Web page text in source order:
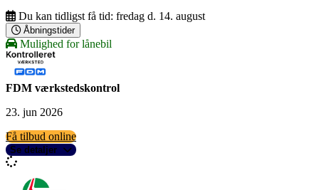
Du kan tidligst få tid: fredag d. 14. august
Åbningstider
Mulighed for lånebil
FDM værkstedskontrol
23. jun 2026
Få tilbud online
Se detaljer